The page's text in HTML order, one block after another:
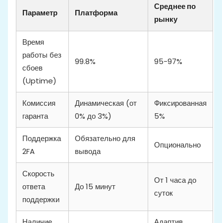
Параметр Платформа
Среднее по
рынку
Время
работы без
сбоев
(Uptime)
99.8% 95-97%
Комиссия
гаранта
Динамическая (от
0% до 3%)
Фиксированная
5%
Поддержка
2FA
Обязательно для
вывода
Опционально
Скорость
ответа
поддержки
До 15 минут
От 1 часа до
суток